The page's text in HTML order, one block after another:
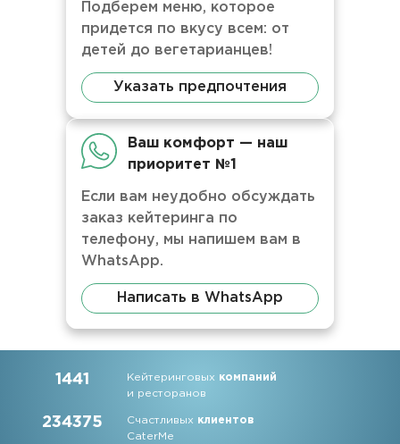
Подберем меню, которое
придется по вкусу всем: от
детей до вегетарианцев!
Указать предпочтения
Ваш комфорт — наш
приоритет №1
Если вам неудобно обсуждать
заказ кейтеринга по
телефону, мы напишем вам в
WhatsApp.
Написать в WhatsApp
1441 Кейтеринговых компаний
и ресторанов
234375 Счастливых клиентов
CaterMe